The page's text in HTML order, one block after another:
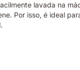
lavada na
Por isso, é ideal